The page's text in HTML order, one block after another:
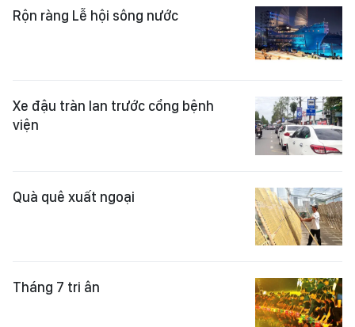
Rộn ràng Lễ hội sông nước
Xe đậu tràn lan trước cổng bệnh
viện
Quà quê xuất ngoại
Tháng 7 tri ân